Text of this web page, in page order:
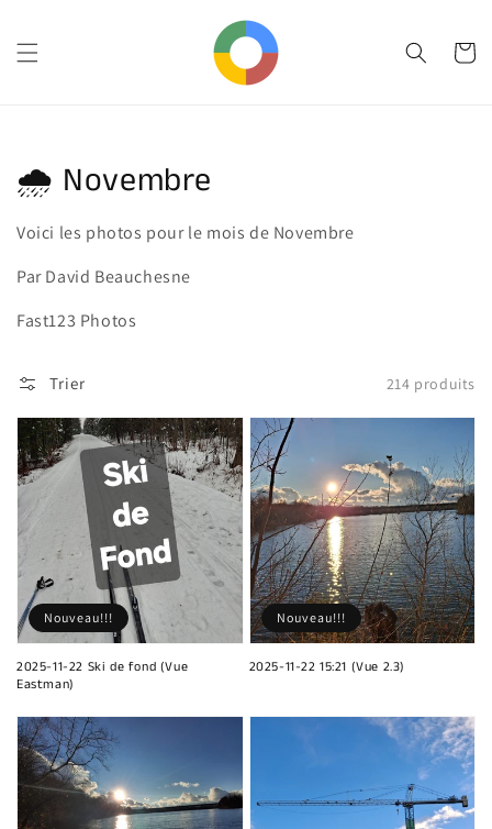
au
contenu
Panier
Collection:
🌧️ Novembre
Voici les photos pour le mois de Novembre
Par David Beauchesne
Fast123 Photos
Trier 214 produits
2025-11-22 Ski de fond (Vue
Eastman)
Nouveau!!!
2025-11-22 15:21 (Vue 2.3)
Nouveau!!!